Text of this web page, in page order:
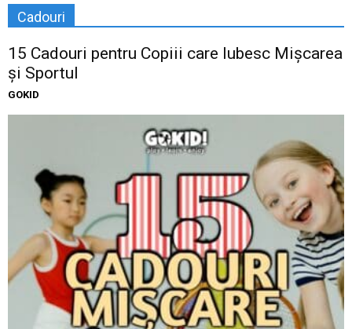
Cadouri
15 Cadouri pentru Copiii care Iubesc Mișcarea
și Sportul
GOKID